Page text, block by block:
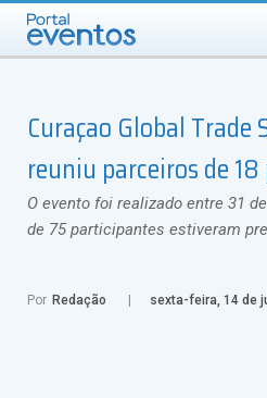
Curaçao Global Trade
reuniu parceiros de 18
O evento foi realizado entre 31
de 75 participantes estiveram
Por Redação sexta-feira, 14 de